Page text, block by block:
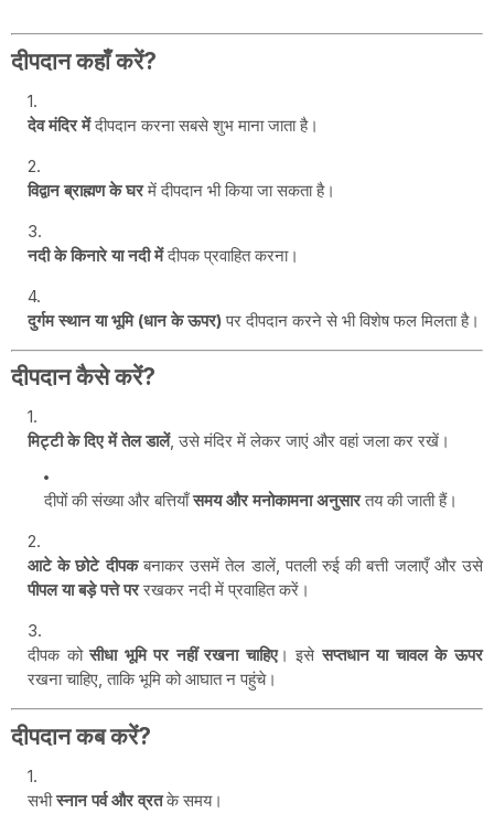
दीपदान कहाँ करें?
देव मंदिर मेंदीपदान करना सबसे शुभ माना जाता है।
विद्वान ब्राह्मण के घरमें दीपदान भी किया जा सकता है।
नदी के किनारे या नदी मेंदीपक प्रवाहित करना।
दुर्गम स्थान या भूमि (धान के ऊपर)पर दीपदान करने से भी विशेष फल मिलता है।
दीपदान कैसे करें?
मिट्टी के दिए में तेल डालें, उसे मंदिर में लेकर जाएं और वहां जला कर रखें।
दीपों की संख्या और बत्तियाँसमय और मनोकामना अनुसारतय की जाती हैं।
आटे के छोटे दीपकबनाकर उसमें तेल डालें, पतली रुई की बत्ती जलाएँ और उसे
पीपल या बड़े पत्ते पररखकर नदी में प्रवाहित करें।
दीपक कोसीधा भूमि पर नहीं रखना चाहिए। इसेसप्तधान या चावल के ऊपर
रखना चाहिए, ताकि भूमि को आघात न पहुंचे।
दीपदान कब करें?
सभीस्नान पर्व और व्रतके समय।